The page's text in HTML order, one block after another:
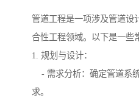
管道工程是一项涉及管道设
合性工程领域。以下是一些
1. 规划与设计：
- 需求分析：确定管道系
求。